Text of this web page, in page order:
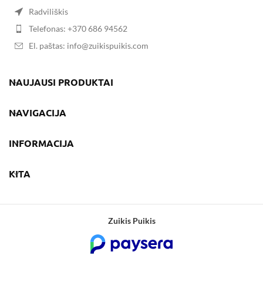
Radviliškis
Telefonas: +370 686 94562
El. paštas: info@zuikispuikis.com
NAUJAUSI PRODUKTAI
NAVIGACIJA
INFORMACIJA
KITA
Zuikis Puikis